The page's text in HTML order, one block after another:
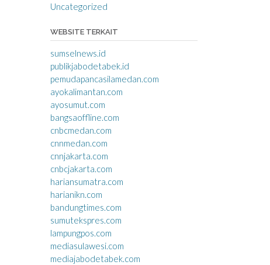
Uncategorized
WEBSITE TERKAIT
sumselnews.id
publikjabodetabek.id
pemudapancasilamedan.com
ayokalimantan.com
ayosumut.com
bangsaoffline.com
cnbcmedan.com
cnnmedan.com
cnnjakarta.com
cnbcjakarta.com
hariansumatra.com
harianikn.com
bandungtimes.com
sumutekspres.com
lampungpos.com
mediasulawesi.com
mediajabodetabek.com